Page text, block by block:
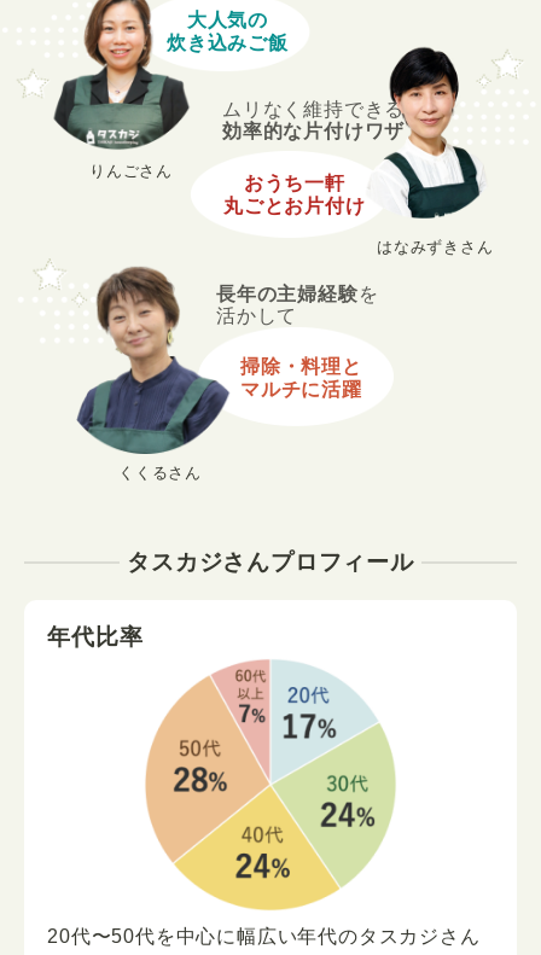
くくるさん
長年の主婦経験を
活かして
掃除・料理と
マルチに活躍
りんごさん
大人気の
炊き込みご飯
はなみずきさん
ムリなく維持できる
効率的な片付けワザ
おうち一軒
丸ごとお片付け
タスカジさんプロフィール
年代比率
20代〜50代を中心に幅広い年代のタスカジさん